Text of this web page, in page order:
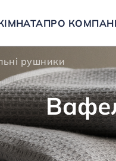
ПРО
рушники